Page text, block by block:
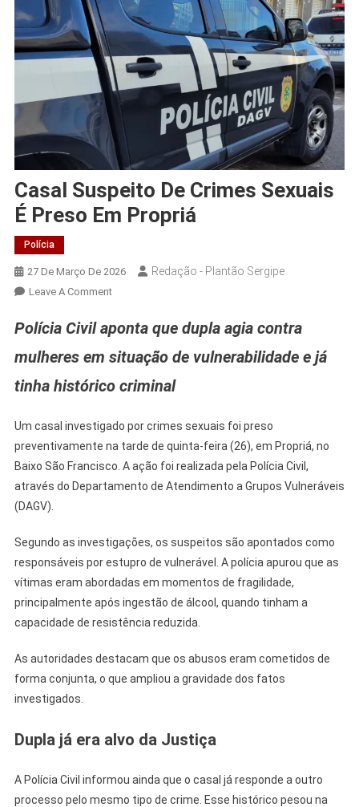
Casal Suspeito De Crimes Sexuais
É Preso Em Propriá
Polícia
27 De Março De 2026 Redação - Plantão Sergipe
Leave A CommentOn
Suspeito
Crimes
Sexuais
Preso
Polícia Civil aponta que dupla agia contra
mulheres em situação de vulnerabilidade e já
tinha histórico criminal
Um casal investigado por crimes sexuais foi preso
preventivamente na tarde de quinta-feira (26), em Propriá, no
Baixo São Francisco. A ação foi realizada pela Polícia Civil,
através do Departamento de Atendimento a Grupos Vulneráveis
(DAGV).
Segundo as investigações, os suspeitos são apontados como
responsáveis por estupro de vulnerável. A polícia apurou que as
vítimas eram abordadas em momentos de fragilidade,
principalmente após ingestão de álcool, quando tinham a
capacidade de resistência reduzida.
As autoridades destacam que os abusos eram cometidos de
forma conjunta, o que ampliou a gravidade dos fatos
investigados.
Dupla já era alvo da Justiça
A Polícia Civil informou ainda que o casal já responde a outro
processo pelo mesmo tipo de crime. Esse histórico pesou na